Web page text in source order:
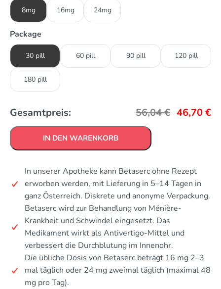
8mg 16mg 24mg
Package
30 pill 60 pill 90 pill 120 pill
180 pill
Gesamtpreis: 56,04€ 46,70€
IN DEN WARENKORB
In unserer Apotheke kann Betaserc ohne Rezept
erworben werden, mit Lieferung in 5–14 Tagen in
ganz Österreich. Diskrete und anonyme Verpackung.
Betaserc wird zur Behandlung von Ménière-
Krankheit und Schwindel eingesetzt. Das
Medikament wirkt als Antivertigo-Mittel und
verbessert die Durchblutung im Innenohr.
Die übliche Dosis von Betaserc beträgt 16 mg 2–3
mal täglich oder 24 mg zweimal täglich (maximal 48
mg pro Tag).